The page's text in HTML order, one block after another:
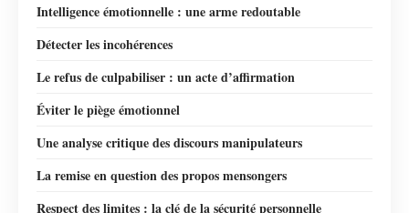
Intelligence émotionnelle : une arme redoutable
Détecter les incohérences
Le refus de culpabiliser : un acte d’affirmation
Éviter le piège émotionnel
Une analyse critique des discours manipulateurs
La remise en question des propos mensongers
Respect des limites : la clé de la sécurité personnelle